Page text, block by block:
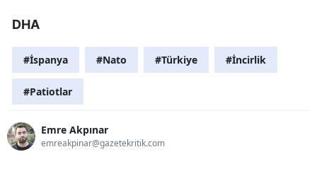
DHA
#İspanya #Nato #Türkiye #İncirlik
#Patiotlar
Emre Akpınar
emreakpinar@gazetekritik.com